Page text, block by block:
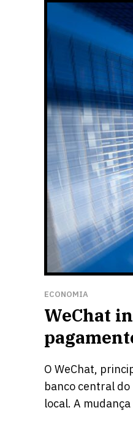
ECONOMIA
WeChat
O WeChat,
banco central do
local. A